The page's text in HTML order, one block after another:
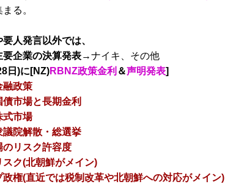
る。
人発言以外では、
要企業の決算発表→ナイキ、その他
日)に[NZ)RBNZ政策金利 ＆声明発表]
融政策
債市場と長期金利
式市場
議院解散・総選挙
のリスク許容度
スク(北朝鮮がメイン)
政権(直近では税制改革や北朝鮮への対応がメイン)